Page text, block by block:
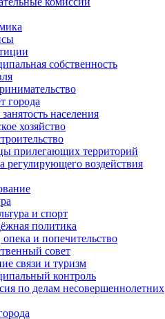
собственность
города
населения
хозяйство
прилегающих территорий
регулирующего воздействия
и спорт
политика
и попечительство
совет
связи и туризм
контроль
по делам несовершеннолетних